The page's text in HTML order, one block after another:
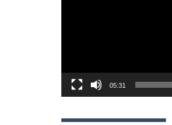
05:31